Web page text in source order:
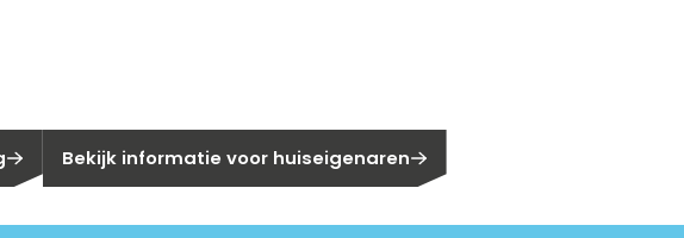
Bekijk informatie voor huiseigenaren